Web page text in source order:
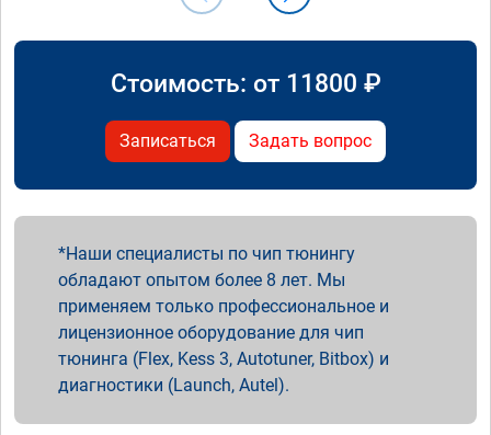
Стоимость: от 11800 ₽
Записаться Задать вопрос
Наши специалисты по чип тюнингу
обладают опытом более 8 лет. Мы
применяем только профессиональное и
лицензионное оборудование для чип
тюнинга (Flex, Kess 3, Autotuner, Bitbox) и
диагностики (Launch, Autel).